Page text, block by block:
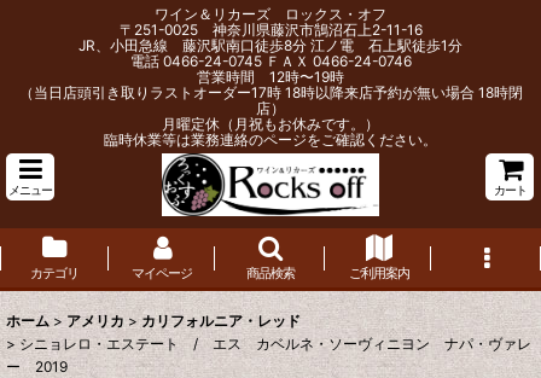
ワイン＆リカーズ ロックス・オフ
〒251-0025 神奈川県藤沢市鵠沼石上2-11-16
JR、小田急線 藤沢駅南口徒歩8分 江ノ電 石上駅徒歩1分
電話 0466-24-0745 ＦＡＸ 0466-24-0746
営業時間 12時〜19時
（当日店頭引き取りラストオーダー17時 18時以降来店予約が無い場合 18時閉
店）
月曜定休（月祝もお休みです。）
臨時休業等は業務連絡のページをご確認ください。
メニュー カート
カテゴリ マイページ 商品検索 ご利用案内
ホーム > アメリカ > カリフォルニア・レッド
> シニョレロ・エステート / エス カベルネ・ソーヴィニヨン ナパ・ヴァレ
ー 2019